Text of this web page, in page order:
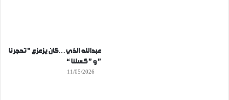
عبدالله الذي…كان يزعزع ” تحجرنا
” و ” كسلنا “
11/05/2026